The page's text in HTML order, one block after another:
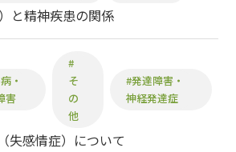
と精神疾患の関係
・
害
#
そ
の
他
#発達障害・
神経発達症
失感情症）について